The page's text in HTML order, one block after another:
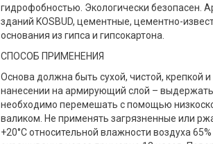
гидрофобностью. Экологически безопасен.
зданий KOSBUD, цементные, цементно-
основания из гипса и гипсокартона.
СПОСОБ ПРИМЕНЕНИЯ
Основа должна быть сухой, чистой,
нанесении на армирующий слой –
необходимо перемешать с помощью
валиком. Не применять загрязненные или
+20°С относительной влажности воздуха